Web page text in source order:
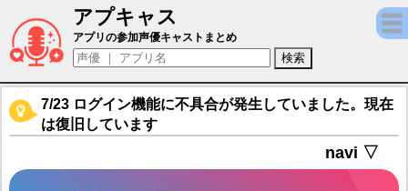
アプキャス
ブリッド（声優：上田瞳)【勝利の女神：
アプリの参加声優キャストまとめ
7/23 ログイン機能に不具合が発生していました。現在
は復旧しています
navi ▽